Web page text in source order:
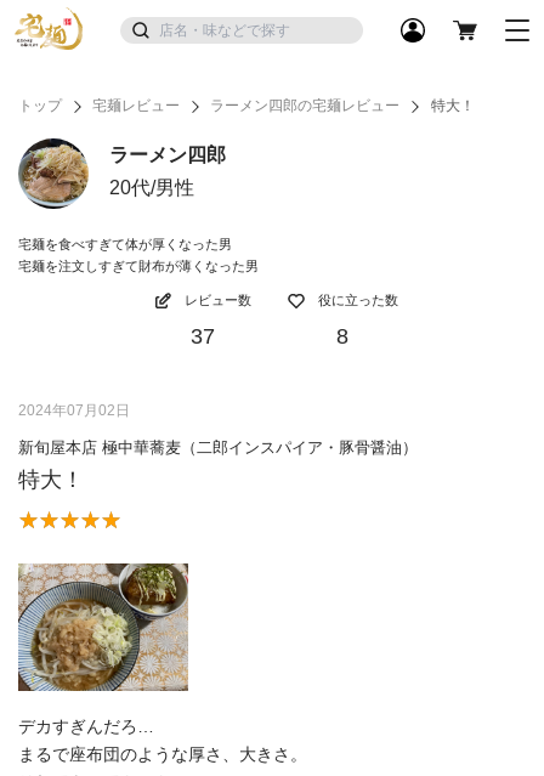
トップ 宅麺レビュー ラーメン四郎の宅麺レビュー 特大！
ラーメン四郎
20代/男性
宅麺を食べすぎて体が厚くなった男
宅麺を注文しすぎて財布が薄くなった男
レビュー数
37
役に立った数
8
2024年07月02日
新旬屋本店 極中華蕎麦（二郎インスパイア・豚骨醤油）
特大！
デカすぎんだろ…
まるで座布団のような厚さ、大きさ。